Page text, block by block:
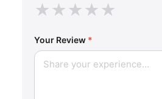
★★★★★
Your Review *